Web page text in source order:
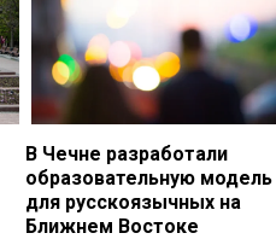
В Чечне разработали
образовательную модель
для русскоязычных на
Ближнем Востоке